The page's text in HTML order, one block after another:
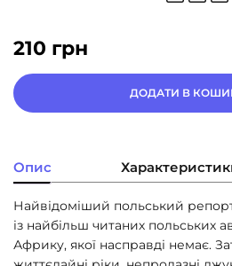
210 грн
ДОДАТИ В
Опис
Найвідоміший польський
із найбільш читаних польських
Африку, якої насправді немає.